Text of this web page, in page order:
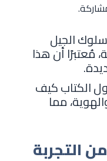
الجيل
مُعتبرًا أن هذا
الكتاب كيف
مما
التجربة